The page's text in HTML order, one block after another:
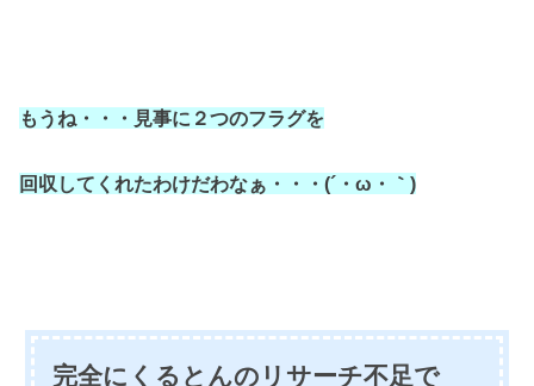
もうね・・・見事に２つのフラグを
回収してくれたわけだわなぁ・・・(´・ω・｀)
完全にくるとんのリサーチ不足で